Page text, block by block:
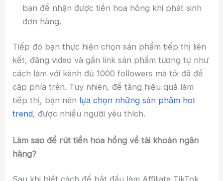
bạn để nhận được tiền hoa hồng khi phát sinh
đơn hàng.
Tiếp đó bạn thực hiện chọn sản phẩm tiếp thị liên
kết, đăng video và gắn link sản phẩm tương tự như
cách làm với kênh đủ 1000 followers mà tôi đã đề
cập phía trên. Tuy nhiên, để tăng hiệu quả làm
tiếp thị, bạn nên lựa chọn những sản phẩm hot
trend, được nhiều người yêu thích.
Làm sao để rút tiền hoa hồng về tài khoản ngân
hàng?